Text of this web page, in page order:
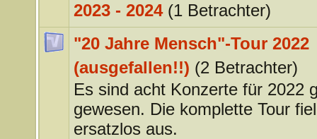
2023 - 2024 (1 Betrachter)
"20 Jahre Mensch"-Tour 2022
(ausgefallen!!) (2 Betrachter)
Es sind acht Konzerte für 2022
gewesen. Die komplette Tour
ersatzlos aus.